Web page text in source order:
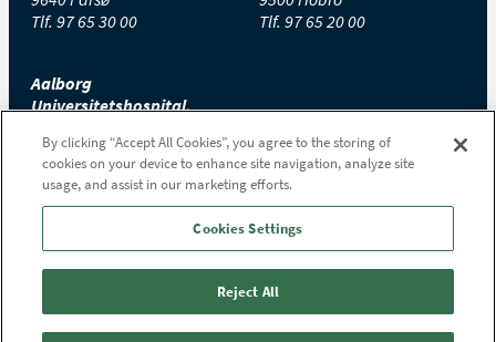
Tlf. 97 65 30 00
Tlf. 97 65 20 00
Aalborg
Universitetshospital,
Højtoftevej 2
7700 Thisted
Tlf.97 65 00 00
By clicking “Accept All Cookies”, you agree to the storing of
cookies on your device to enhance site navigation, analyze site
usage, and assist in our marketing efforts.
Cookies Settings
Reject All